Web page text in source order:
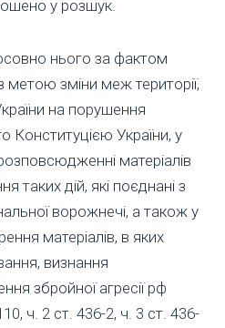
у розшук.
нього за фактом
метою зміни меж території,
на порушення
Конституцією України, у
матеріалів
таких дій, які поєднані з
ворожнечі, а також у
матеріалів, в яких
визнання
збройної агресії рф
ч. 2 ст. 436-2, ч. 3 ст. 436-